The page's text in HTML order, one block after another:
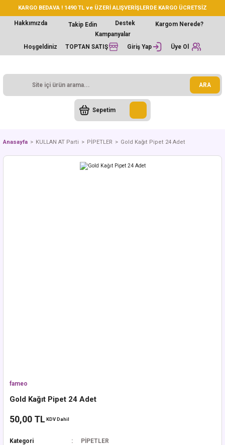
KARGO BEDAVA ! 1490 TL ve ÜZERİ ALIŞVERİŞLERDE KARGO ÜCRETSİZ
Hakkımızda Takip Edin Destek
Kargom Nerede?
Kampanyalar
Hoşgeldiniz
TOPTAN SATIŞ Giriş Yap Üye Ol
ARA
Sepetim
Anasayfa KULLAN AT Parti PİPETLER Gold Kağıt Pipet 24 Adet
fameo
Gold Kağıt Pipet 24 Adet
50,00 TL KDV Dahil
Kategori PİPETLER